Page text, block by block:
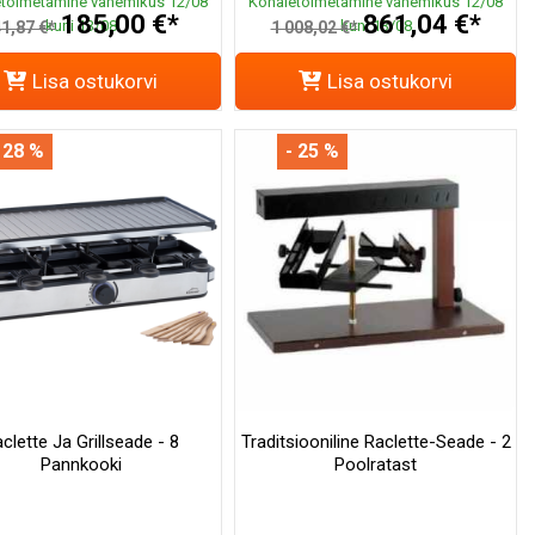
kuni 13/08
€* 185,00 €*
Lisa ostukorvi
kuni 13/08
1 008,02 €* 861,04 €*
Lisa ostukorvi
Ja Grillseade - 8
Pannkooki
%
Traditsiooniline Raclette-Seade - 2
Poolratast
- 25 %